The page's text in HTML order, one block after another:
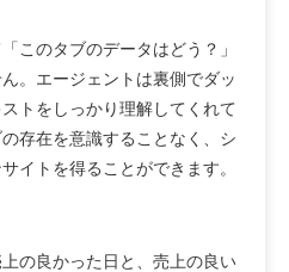
このタブのデータはどう？」
。エージェントは裏側でダッ
トをしっかり理解してくれて
存在を意識することなく、シ
イトを得ることができます。
の良かった日と、売上の良い